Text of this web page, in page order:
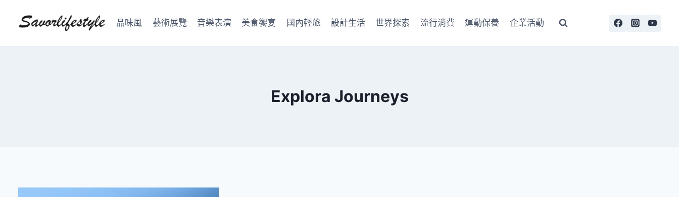
品味風 藝術展覽 音樂表演 美食饗宴 國內輕旅 設計生活 世界探索 流行消費 運動保養 企業活動
Explora Journeys